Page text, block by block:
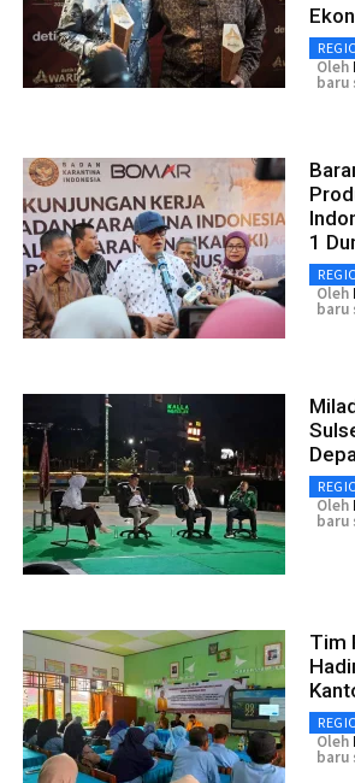
Oleh
baru
1
Oleh
baru
Oleh
baru
Tim
Oleh
baru